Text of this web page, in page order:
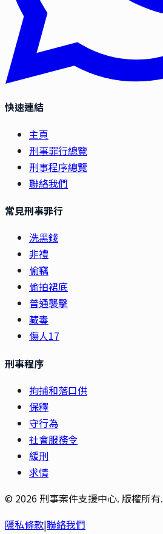
快速連結
主頁
刑事罪行總覽
刑事程序總覽
聯絡我們
常見刑事罪行
洗黑錢
非禮
偷竊
偷拍裙底
普通襲擊
藏毒
傷人17
刑事程序
拘捕和落口供
保釋
守行為
社會服務令
緩刑
求情
© 2026 刑事案件支援中心. 版權所有.
隱私條款|聯絡我們